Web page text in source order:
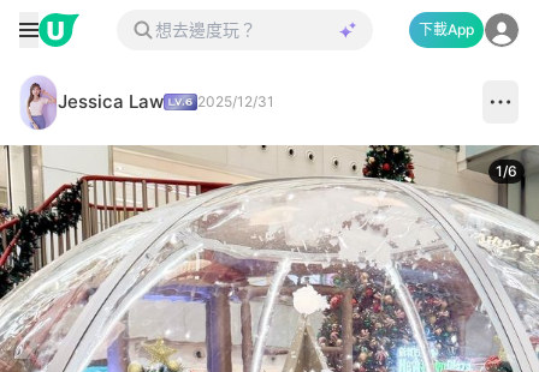
下載App
Jessica Law 2025/12/31
1/6